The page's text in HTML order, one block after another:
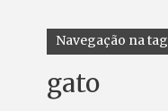
Navegação na tag
gato